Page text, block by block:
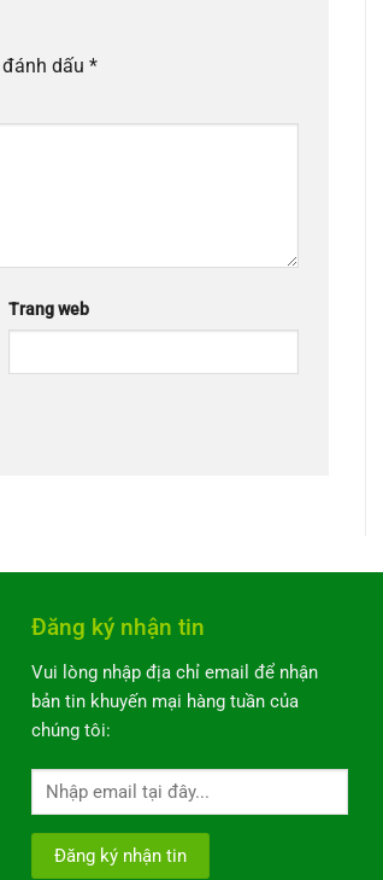
dấu *
Trang web
Đăng ký nhận tin
Vui lòng nhập địa chỉ email để nhận
bản tin khuyến mại hàng tuần của
chúng tôi: